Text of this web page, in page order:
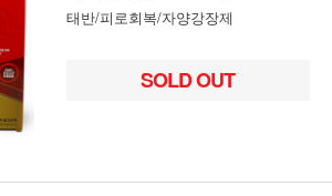
태반/피로회복/자양강장제
SOLD OUT